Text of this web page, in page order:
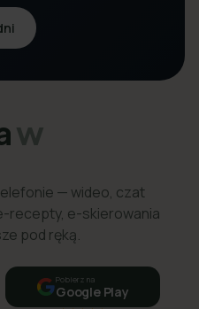
w
— wideo, czat
recepty, e-skierowania
pod ręką.
Pobierz na
Google Play